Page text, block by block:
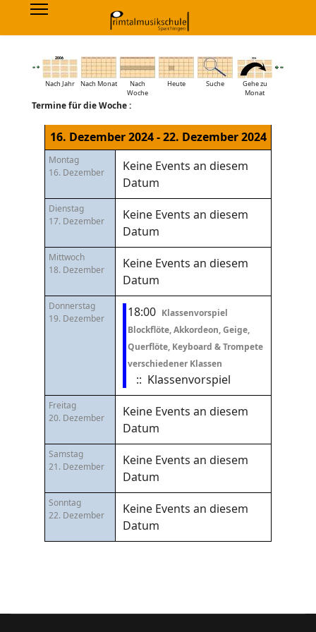
Nach Jahr Nach Monat
Nach
Woche
Heute Suche
Gehe zu
Monat
Termine für die Woche :
16. Dezember 2024 - 22. Dezember 2024
Montag
16. Dezember
Keine Events an diesem
Datum
Dienstag
17. Dezember
Keine Events an diesem
Datum
Mittwoch
18. Dezember
Keine Events an diesem
Datum
Donnerstag
19. Dezember
18:00 Klassenvorspiel
Blockflöte, Akkordeon, Geige,
Querflöte, Keyboard & Trompete
verschiedener Klassen
:: Klassenvorspiel
Freitag
20. Dezember
Keine Events an diesem
Datum
Samstag
21. Dezember
Keine Events an diesem
Datum
Sonntag
22. Dezember
Keine Events an diesem
Datum